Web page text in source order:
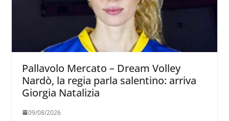
Pallavolo Mercato – Dream Volley
Nardò, la regia parla salentino: arriva
Giorgia Natalizia
09/08/2026